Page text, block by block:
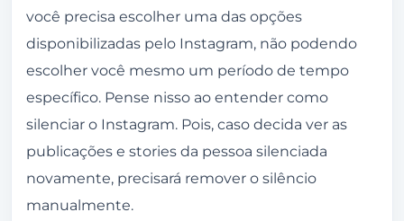
você precisa escolher uma das opções
disponibilizadas pelo Instagram, não podendo
escolher você mesmo um período de tempo
específico. Pense nisso ao entender como
silenciar o Instagram. Pois, caso decida ver as
publicações e stories da pessoa silenciada
novamente, precisará remover o silêncio
manualmente.